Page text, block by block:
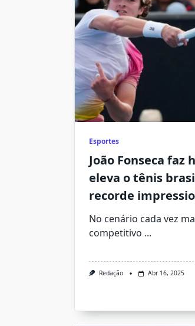
Esportes
João Fonseca faz
eleva o tênis
recorde
No cenário cada vez
competitivo ...
Redação Abr 16, 2025